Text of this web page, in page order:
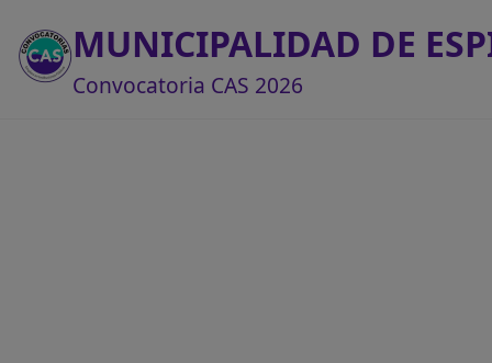
MUNICIPALIDAD DE
Convocatoria CAS 2026